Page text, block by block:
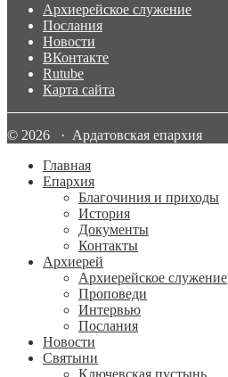
Архиерейское служение
Послания
Новости
ВКонтакте
Rutube
Карта сайта
© 2026 · Ардатовская епархия
Главная
Епархия
Благочиния и приходы
История
Документы
Контакты
Архиерей
Архиерейское служение
Проповеди
Интервью
Послания
Новости
Святыни
Ключевская пустынь